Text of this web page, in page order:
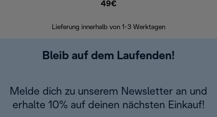
49€
Lieferung innerhalb von 1-3 Werktagen
Bleib auf dem Laufenden!
Melde dich zu unserem Newsletter an und
erhalte 10% auf deinen nächsten Einkauf!